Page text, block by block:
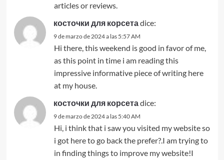
articles or reviews.
косточки для корсетаdice:
9 de marzo de 2024 a las 5:57 AM
Hi there, this weekend is good in favor of me,
as this point in time i am reading this
impressive informative piece of writing here
at my house.
косточки для корсетаdice:
9 de marzo de 2024 a las 5:40 AM
Hi, i think that i saw you visited my website so
i got here to go back the prefer?.I am trying to
in finding things to improve my website!I